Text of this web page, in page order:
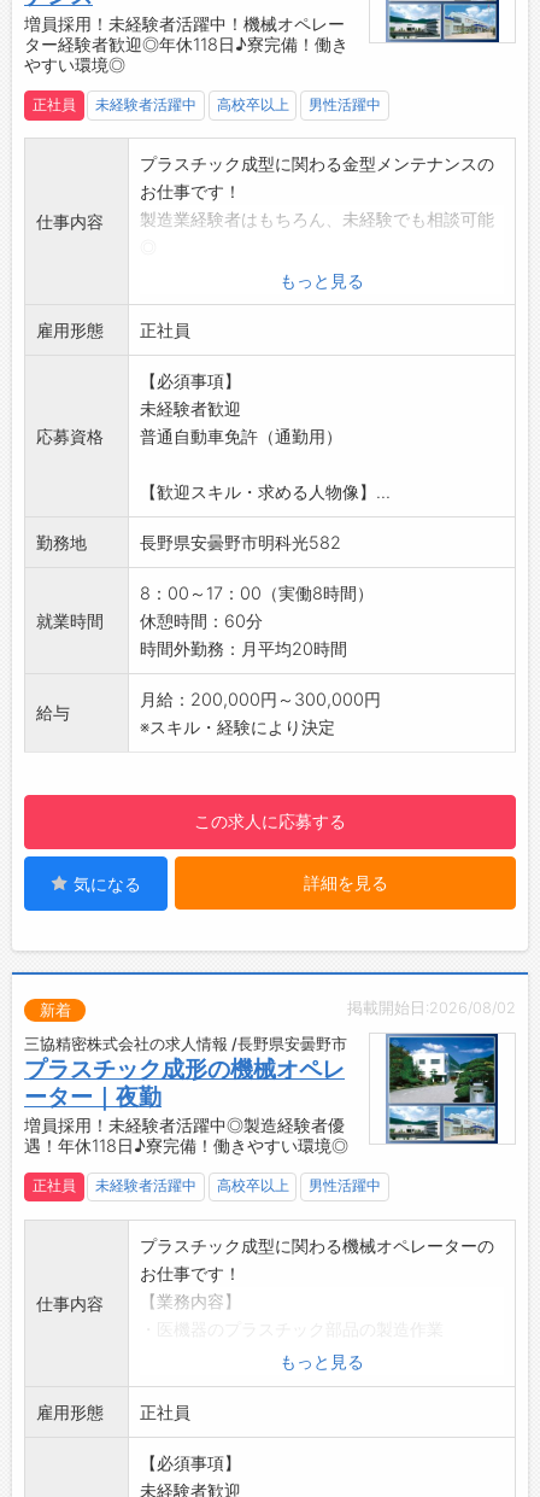
・地域に密着した仕事をしたい！
【職場環境】
・落ち着いた雰囲気の営業所◎
・やわらかいタイプの社員が多数活躍中！
・既存のお客様と長くお付き合いすることを大
切にしています◎
・受注を受けるだけでなく、コミュニケーショ
ンを大切に取り組んでいます。
【会社の特徴】
いる農業用品の小売業者
・渡辺パイプ株式会社のグループ会社です！
・農業用ハウスや各種資材の販売、自社フィル
広く販売しています。
【取扱製品】
・ビニールハウス
・保温資材
・トンネル用農ポリ資材
☆----------------------------------------
☆
◆時間単位年休制度あり！
有給休暇は1時間分、2時間分と時間単位でも取
得できます◎
☆----------------------------------------
☆
勤務実績に応じて、給与前払いが可能です◎
簡単申請！簡単受取！日払い即日払い対応！
☆----------------------------------------
即日対応!!フォロー体制もバッチリ
登録はご自宅からお電話で可能です◎
☆----------------------------------------
☆
◆職場見学可能！自分が働くイメージができま
す。
みなさまのご応募を心よりお待ちしております
＾＾
☆----------------------------------------
☆
増員採用！未経験者活躍中！機械オペレー
ター経験者歓迎◎年休118日♪寮完備！働き
やすい環境◎
正社員 未経験者活躍中 高校卒以上 男性活躍中
仕事内容
プラスチック成型に関わる金型メンテナンスの
お仕事です！
製造業経験者はもちろん、未経験でも相談可能
・プラスチック射出成形金型の分解、清掃、組
立
・修理溶剤を使用して金型清掃及び金型の拭き
上げ
・清掃後の金型の組立
※金型は重量物のため、クレーン等を利用して
【研修】
・入社後は研修を受けてから業務に入っていた
だきます
を身につけていただきます
◎経験が浅い方は、まずは成形機のオペレーシ
ョンからお願いする場合があります
【募集背景】
・増産に伴う増員採用のため
・日勤、夜勤の交替勤務希望者は相談可◎
・安曇野市内の別工場への異動の可能性あり
【働きやすい環境】
・社員同士のコミュニケーションはもちろん、
人間関係等働きやすい環境を整えております。
・年5日の有給取得はもちろん、ワークライフ
バランスを整え従事する事が可能です。
・社員同士のコミュニケーションはもちろん、
人間関係等働きやすい環境です
・有給取得：平均13日/年（正社員へ雇用切替
後）
・年5日の有給取得はもちろん、ワークライフ
バランスを重視しています
【貸与】
・制服：上着のみ
・安全靴
◎建物内の上履きのみ、ご準備ください
・休憩室
・無料駐車場
・ロッカー、更衣室
・寮完備（会社徒歩圏内/空き状況要相談可）
もっと見る
雇用形態 正社員
応募資格
【必須事項】
未経験者歓迎
普通自動車免許（通勤用）
【歓迎スキル・求める人物像】...
勤務地 長野県安曇野市明科光582
就業時間
8：00～17：00（実働8時間）
休憩時間：60分
時間外勤務：月平均20時間
給与
月給：200,000円～300,000円
※スキル・経験により決定
この求人に応募する
気になる 詳細を見る
掲載開始日:2026/08/02
新着
三協精密株式会社の求人情報 /長野県安曇野市
プラスチック成形の機械オペレ
ーター｜夜勤
増員採用！未経験者活躍中◎製造経験者優
遇！年休118日♪寮完備！働きやすい環境◎
正社員 未経験者活躍中 高校卒以上 男性活躍中
仕事内容
プラスチック成型に関わる機械オペレーターの
お仕事です！
【業務内容】
・機械への部材投入
・成形後の製品取り出し
・次工程への製品出し
◎クリーンルーム内での作業
【研修】
もっと見る
雇用形態 正社員
【必須事項】
未経験者歓迎